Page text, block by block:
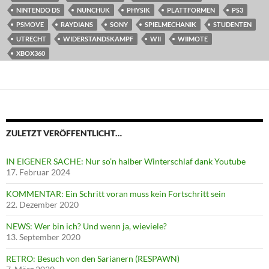
NINTENDO DS NUNCHUK PHYSIK PLATTFORMEN
PS3
PSMOVE
RAYDIANS SONY SPIELMECHANIK
STUDENTEN
UTRECHT
WIDERSTANDSKAMPF WII
WIIMOTE
XBOX360
ZULETZT VERÖFFENTLICHT…
IN EIGENER SACHE: Nur so’n halber Winterschlaf dank Youtube
17. Februar 2024
KOMMENTAR: Ein Schritt voran muss kein Fortschritt sein
22. Dezember 2020
NEWS: Wer bin ich? Und wenn ja, wieviele?
13. September 2020
RETRO: Besuch von den Sarianern (RESPAWN)